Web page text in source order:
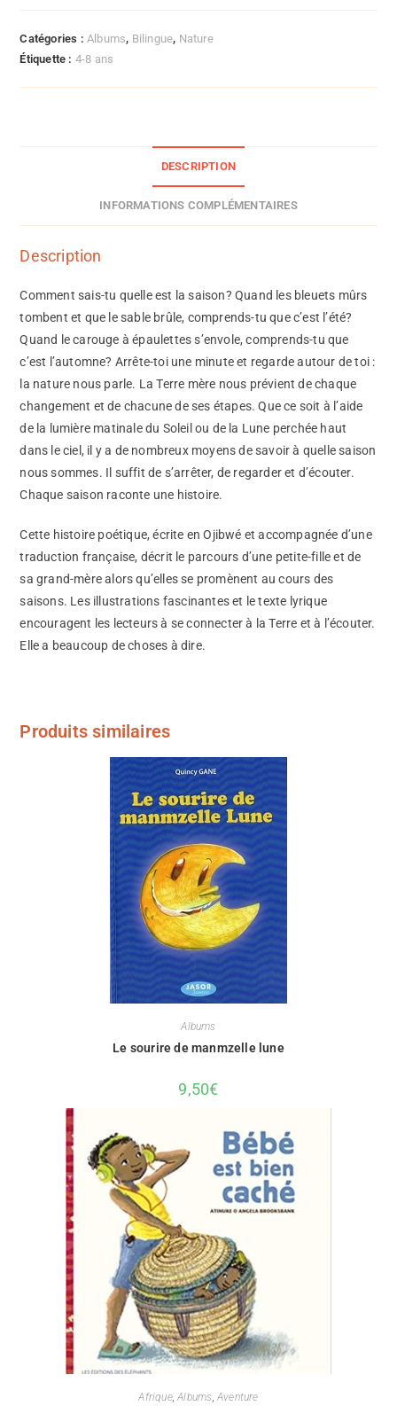
Catégories : Albums, Bilingue, Nature
Étiquette : 4-8 ans
DESCRIPTION
INFORMATIONS COMPLÉMENTAIRES
Description
Comment sais-tu quelle est la saison? Quand les bleuets mûrs
tombent et que le sable brûle, comprends-tu que c’est l’été?
Quand le carouge à épaulettes s’envole, comprends-tu que
c’est l’automne? Arrête-toi une minute et regarde autour de toi :
la nature nous parle. La Terre mère nous prévient de chaque
changement et de chacune de ses étapes. Que ce soit à l’aide
de la lumière matinale du Soleil ou de la Lune perchée haut
dans le ciel, il y a de nombreux moyens de savoir à quelle saison
nous sommes. Il suffit de s’arrêter, de regarder et d’écouter.
Chaque saison raconte une histoire.
Cette histoire poétique, écrite en Ojibwé et accompagnée d’une
traduction française, décrit le parcours d’une petite-fille et de
sa grand-mère alors qu’elles se promènent au cours des
saisons. Les illustrations fascinantes et le texte lyrique
encouragent les lecteurs à se connecter à la Terre et à l’écouter.
Elle a beaucoup de choses à dire.
Produits similaires
Albums
Le sourire de manmzelle lune
9,50€
Afrique,Albums, Aventure